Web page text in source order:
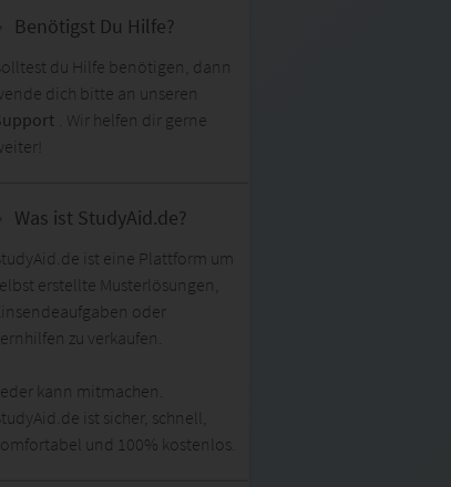
Benötigst Du Hilfe?
du Hilfe benötigen, dann
dich bitte an unseren
. Wir helfen dir gerne
Was ist StudyAid.de?
ist eine Plattform um
erstellte Musterlösungen,
oder
zu verkaufen.
kann mitmachen.
ist sicher, schnell,
und 100% kostenlos.